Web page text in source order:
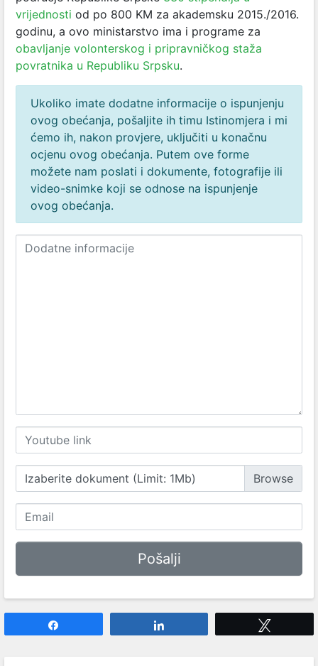
vrijednosti od po 800 KM za akademsku 2015./2016.
godinu, a ovo ministarstvo ima i programe za
obavljanje volonterskog i pripravničkog staža
povratnika u Republiku Srpsku.
Ukoliko imate dodatne informacije o ispunjenju
ovog obećanja, pošaljite ih timu Istinomjera i mi
ćemo ih, nakon provjere, uključiti u konačnu
ocjenu ovog obećanja. Putem ove forme
možete nam poslati i dokumente, fotografije ili
video-snimke koji se odnose na ispunjenje
ovog obećanja.
Izaberite dokument (Limit: 1Mb)